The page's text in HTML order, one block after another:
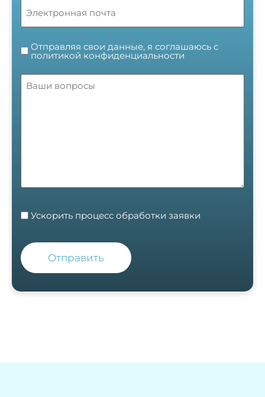
названия
Отправляя свои данные, я соглашаюсь с
политикой конфиденциальности
Без
названия
(Обязательно)
Ускорить процесс обработки заявки